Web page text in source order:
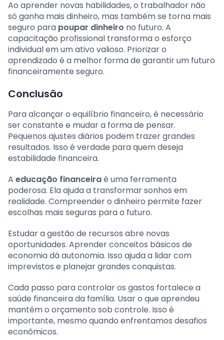
Ao aprender novas habilidades, o trabalhador não
só ganha mais dinheiro, mas também se torna mais
seguro para poupar dinheiro no futuro. A
capacitação profissional transforma o esforço
individual em um ativo valioso. Priorizar o
aprendizado é a melhor forma de garantir um futuro
financeiramente seguro.
Conclusão
Para alcançar o equilíbrio financeiro, é necessário
ser constante e mudar a forma de pensar.
Pequenos ajustes diários podem trazer grandes
resultados. Isso é verdade para quem deseja
estabilidade financeira.
A educação financeiraé uma ferramenta
poderosa. Ela ajuda a transformar sonhos em
realidade. Compreender o dinheiro permite fazer
escolhas mais seguras para o futuro.
Estudar a gestão de recursos abre novas
oportunidades. Aprender conceitos básicos de
economia dá autonomia. Isso ajuda a lidar com
imprevistos e planejar grandes conquistas.
Cada passo para controlar os gastos fortalece a
saúde financeira da família. Usar o que aprendeu
mantém o orçamento sob controle. Isso é
importante, mesmo quando enfrentamos desafios
econômicos.